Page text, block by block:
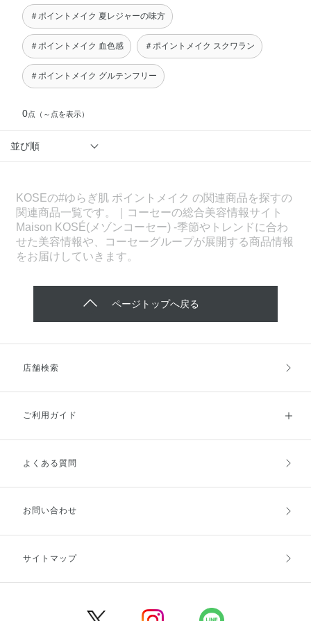
＃ポイントメイク 夏レジャーの味方
＃ポイントメイク 血色感 ＃ポイントメイク スクワラン
＃ポイントメイク グルテンフリー
0点 （～点を表示）
並び順
KOSEの#ゆらぎ肌 ポイントメイク の関連商品を探すの
関連商品一覧です。｜コーセーの総合美容情報サイト
Maison KOSÉ(メゾンコーセー) -季節やトレンドに合わ
せた美容情報や、コーセーグループが展開する商品情報
をお届けしていきます。
ページトップへ戻る
店舗検索
ご利用ガイド
ご利用ガイドトップ
お支払方法
キャンセル・返品・交換
よくある質問
お問い合わせ
サイトマップ